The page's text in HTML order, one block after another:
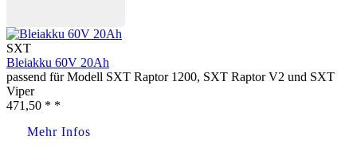
SXT
Bleiakku 60V 20Ah
passend für Modell SXT Raptor 1200, SXT Raptor V2 und SXT
Viper
471,50 * *
Mehr Infos